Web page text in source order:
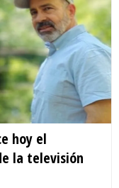
hoy el
la televisión